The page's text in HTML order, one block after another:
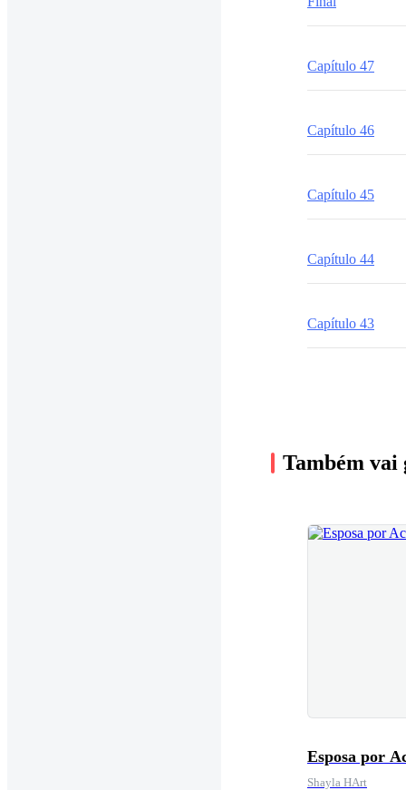
Capítulo 47
Capítulo 46
Capítulo 45
Capítulo 44
Capítulo 43
Também vai
Esposa por
Shayla HArt